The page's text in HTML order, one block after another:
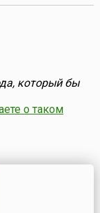
который бы
о таком